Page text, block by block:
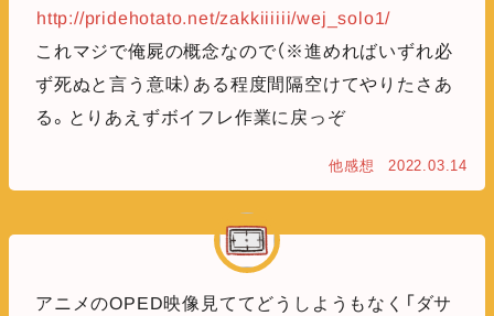
http://pridehotato.net/zakkiiiiii/wej_solo1/
これマジで俺屍の概念なので（※進めればいずれ必
ず死ぬと言う意味）ある程度間隔空けてやりたさあ
る。とりあえずボイフレ作業に戻っぞ
他感想 2022.03.14
アニメのOPED映像見ててどうしようもなく「ダサ